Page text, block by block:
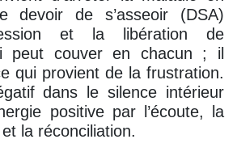
devoir de s’asseoir (DSA)
et la libération de
peut couver en chacun ; il
qui provient de la frustration.
dans le silence intérieur
positive par l’écoute, la
la réconciliation.